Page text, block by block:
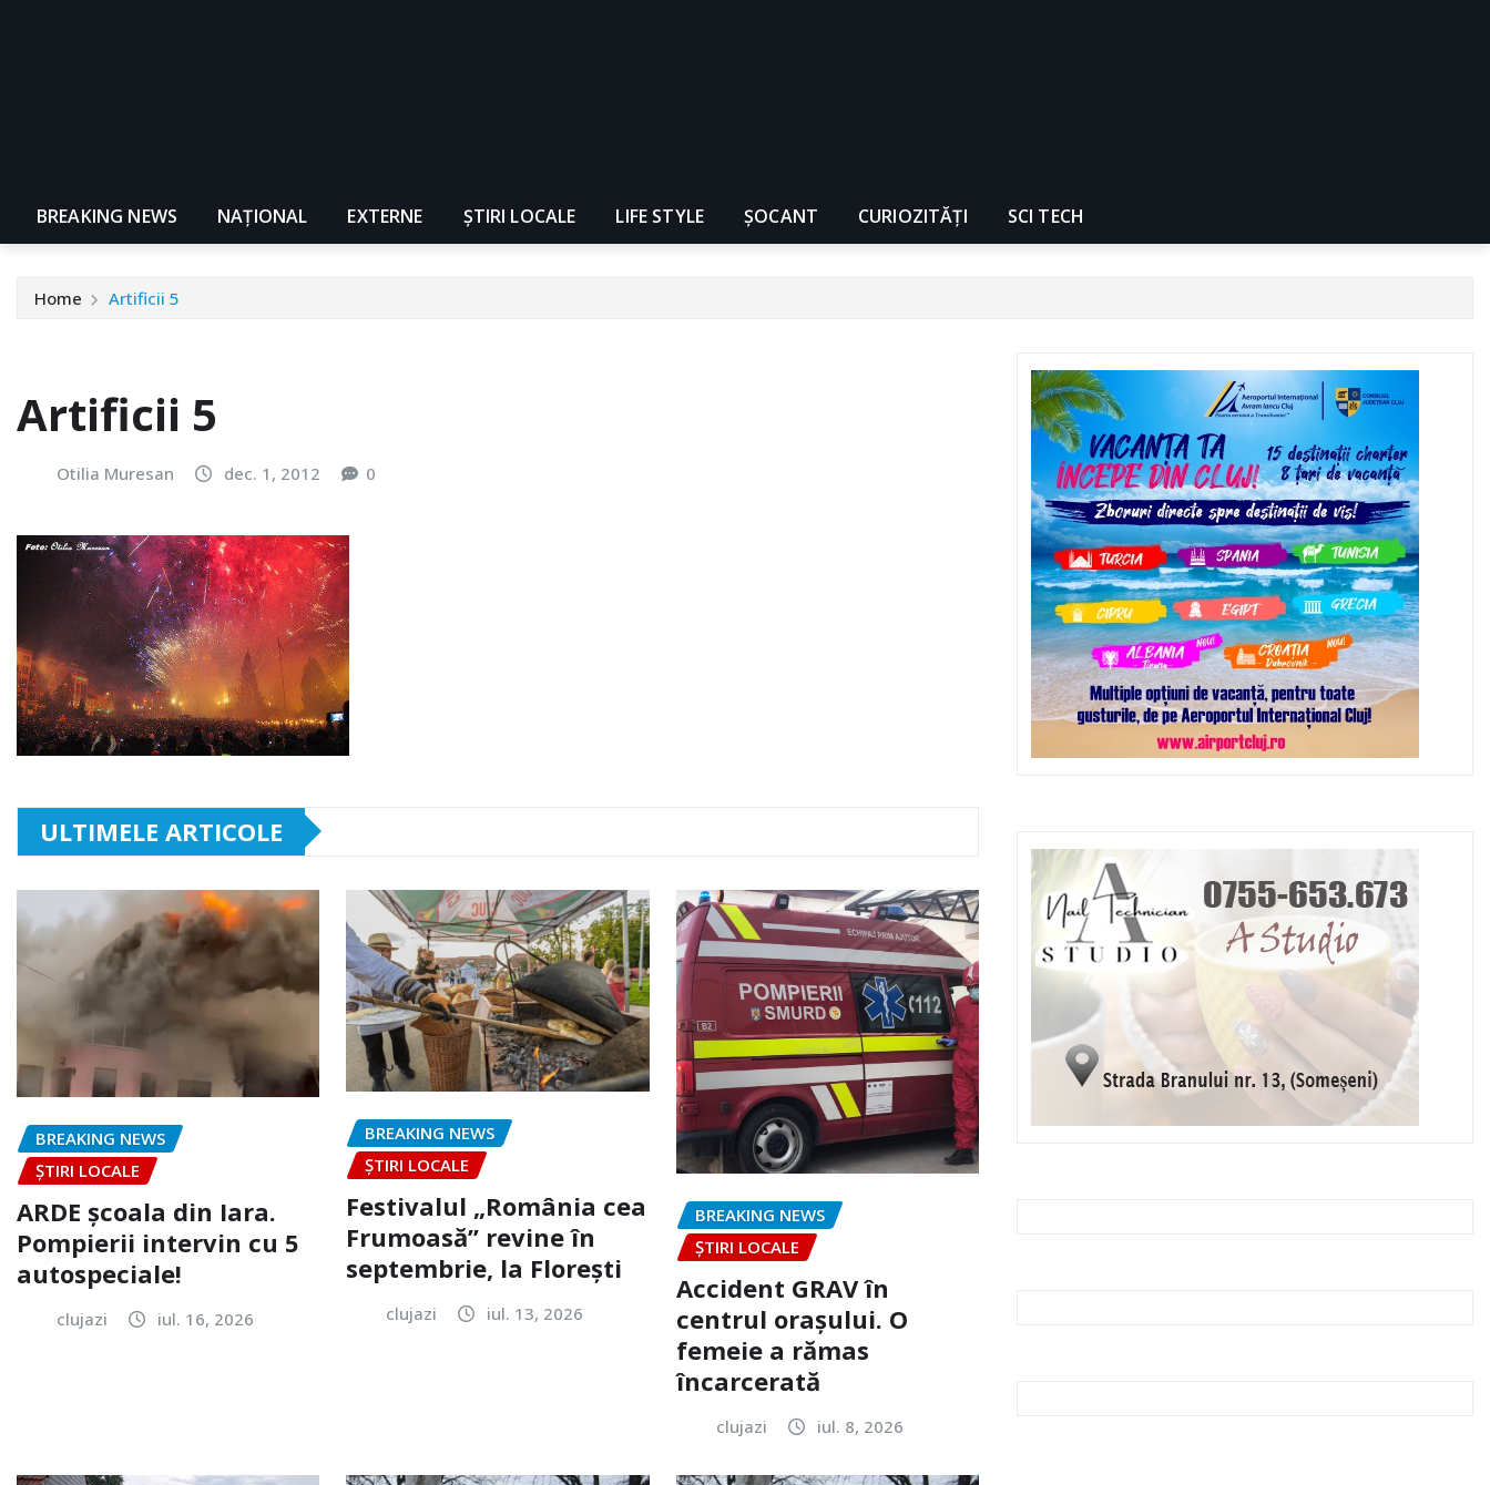
BREAKING NEWS NAŢIONAL EXTERNE ȘTIRI LOCALE LIFE STYLE ȘOCANT CURIOZITĂȚI SCI TECH
Home Artificii 5
Artificii 5
Otilia Muresan dec. 1, 2012 0
ULTIMELE ARTICOLE
BREAKING NEWS
ȘTIRI LOCALE
ARDE școala din Iara.
Pompierii intervin cu 5
autospeciale!
clujazi iul. 16, 2026
BREAKING NEWS
ȘTIRI LOCALE
Festivalul „România cea
Frumoasă” revine în
septembrie, la Florești
clujazi iul. 13, 2026
BREAKING NEWS
ȘTIRI LOCALE
Accident GRAV în
centrul orașului. O
femeie a rămas
încarcerată
clujazi iul. 8, 2026